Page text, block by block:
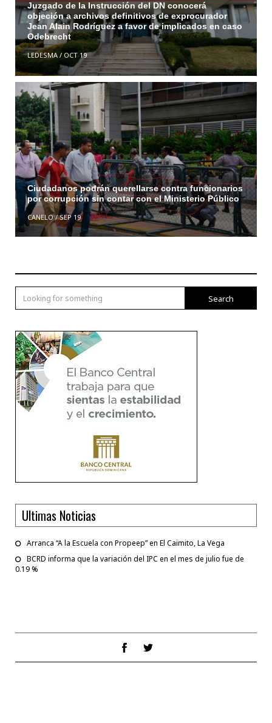
Juzgado de la Instrucción del DN conocerá
objeción a archivos definitivos de exprocurador
Jean Alain Rodríguez a favor de implicados en caso
Odebrecht
LEDESMA/ OCT 19
Ciudadanos podrán querellarse contra funcionarios
por corrupción sin contar con el Ministerio Público
CANELO/SEP 19
Search
Ultimas Noticias
Arranca “A la Escuela con Propeep” en El Caimito, La Vega
BCRD informa que la variación del IPC en el mes de julio fue de
0.19 %